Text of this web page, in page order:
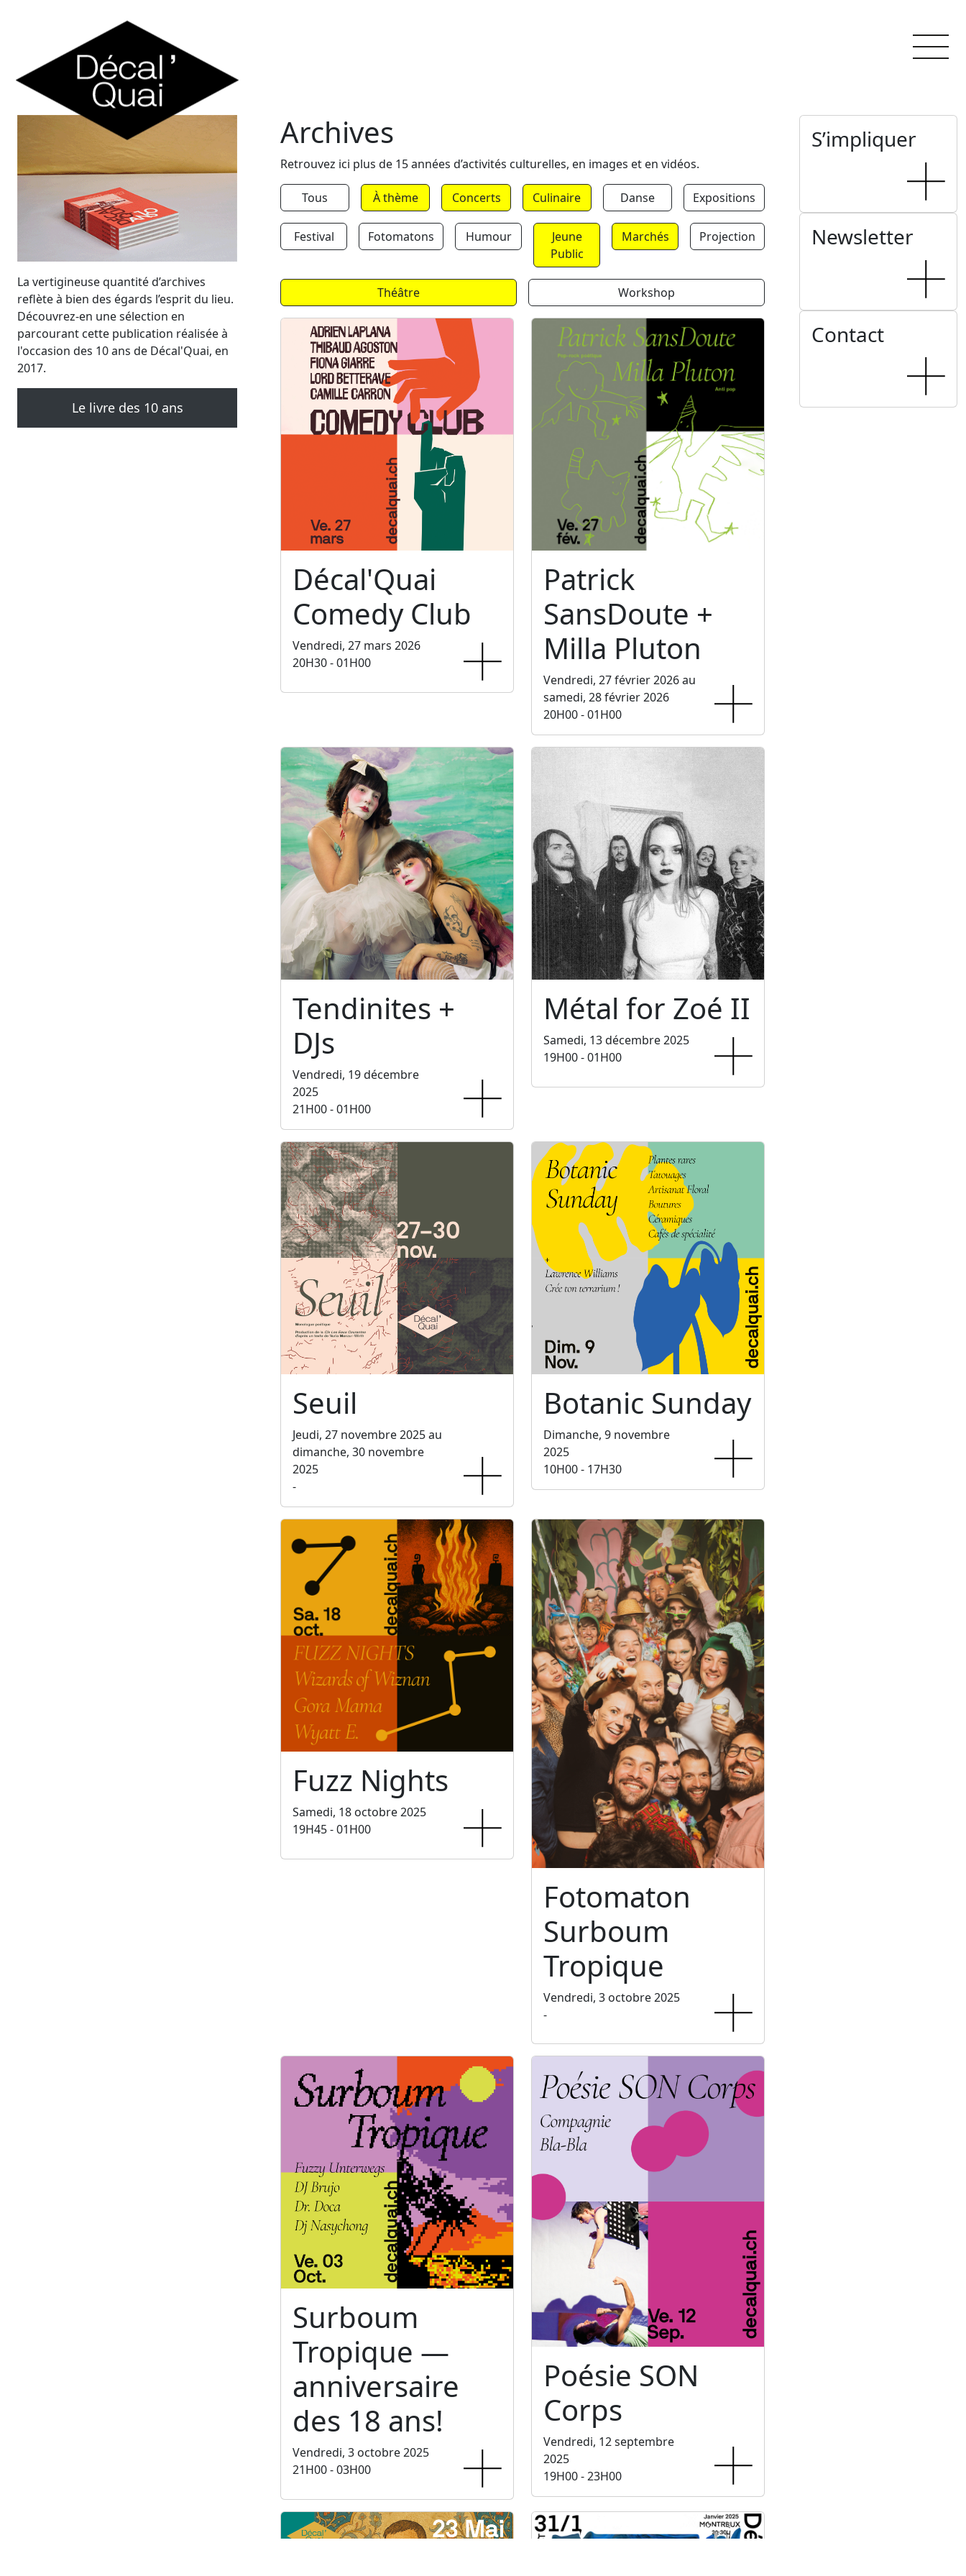
La vertigineuse quantité d’archives
reflète à bien des égards l’esprit du lieu.
Découvrez-en une sélection en
parcourant cette publication réalisée à
l'occasion des 10 ans de Décal'Quai, en
2017.
Le livre des 10 ans
Archives
Retrouvez ici plus de 15 années d’activités culturelles, en images et en vidéos.
Tous À thème Concerts Culinaire Danse Expositions
Festival Fotomatons Humour
Jeune
Public
Marchés Projection
Théâtre Workshop
Décal'Quai
Comedy Club
Vendredi, 27 mars 2026
20H30 - 01H00
Patrick
SansDoute +
Milla Pluton
Vendredi, 27 février 2026 au
samedi, 28 février 2026
20H00 - 01H00
Tendinites +
DJs
Vendredi, 19 décembre
2025
21H00 - 01H00
Métal for Zoé II
Samedi, 13 décembre 2025
19H00 - 01H00
Seuil
Jeudi, 27 novembre 2025 au
dimanche, 30 novembre
2025
-
Botanic Sunday
Dimanche, 9 novembre
2025
10H00 - 17H30
Fuzz Nights
Samedi, 18 octobre 2025
19H45 - 01H00
Fotomaton
Surboum
Tropique
Vendredi, 3 octobre 2025
-
Surboum
Tropique —
anniversaire
des 18 ans!
Vendredi, 3 octobre 2025
21H00 - 03H00
Poésie SON
Corps
Vendredi, 12 septembre
2025
19H00 - 23H00
S’impliquer
Newsletter
Contact